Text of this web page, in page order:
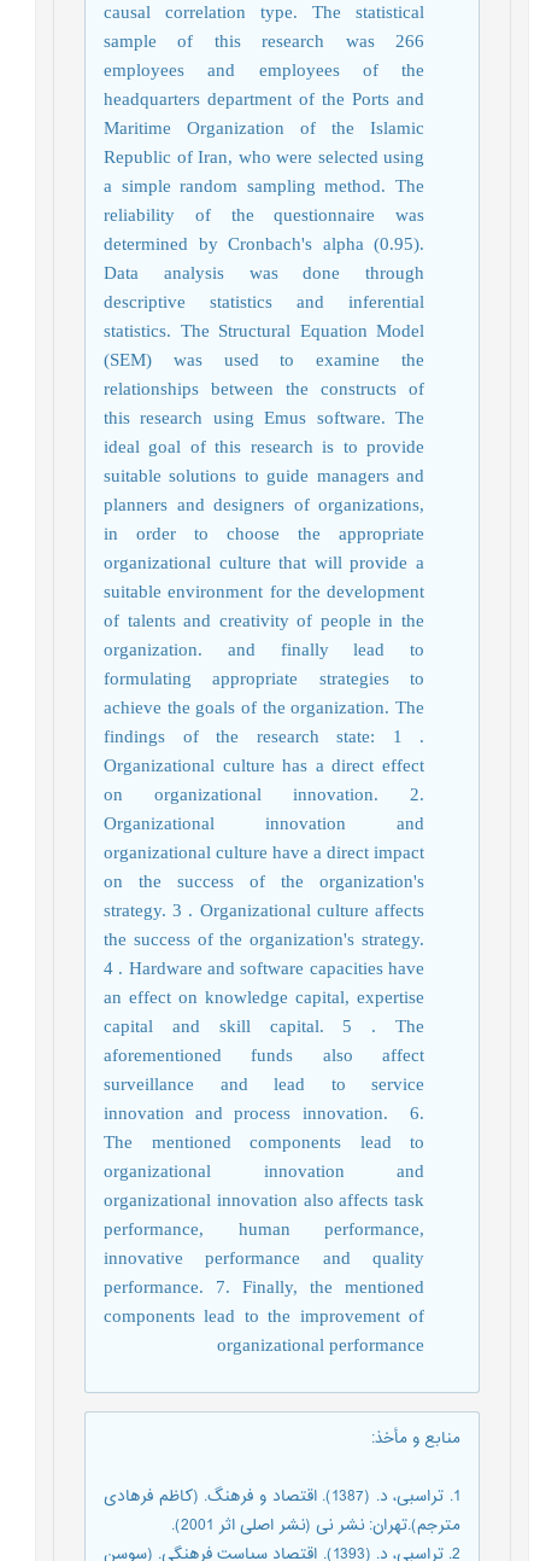
causal correlation type. The statistical
sample of this research was 266
employees and employees of the
headquarters department of the Ports and
Maritime Organization of the Islamic
Republic of Iran, who were selected using
a simple random sampling method. The
reliability of the questionnaire was
determined by Cronbach's alpha (0.95).
Data analysis was done through
descriptive statistics and inferential
statistics. The Structural Equation Model
(SEM) was used to examine the
relationships between the constructs of
this research using Emus software. The
ideal goal of this research is to provide
suitable solutions to guide managers and
planners and designers of organizations,
in order to choose the appropriate
organizational culture that will provide a
suitable environment for the development
of talents and creativity of people in the
organization. and finally lead to
formulating appropriate strategies to
achieve the goals of the organization. The
findings of the research state: 1 .
Organizational culture has a direct effect
on organizational innovation. 2.
Organizational innovation and
organizational culture have a direct impact
on the success of the organization's
strategy. 3 . Organizational culture affects
the success of the organization's strategy.
4 . Hardware and software capacities have
an effect on knowledge capital, expertise
capital and skill capital. 5 . The
aforementioned funds also affect
surveillance and lead to service
innovation and process innovation.
6.
The mentioned components lead to
organizational innovation and
organizational innovation also affects task
performance, human performance,
innovative performance and quality
performance. 7. Finally, the mentioned
components lead to the improvement of
organizational performance
منابع و مأخذ:
1. تراسبی، د. (1387). اقتصاد و فرهنگ. (کاظم فرهادی
مترجم).تهران: نشر نی (نشر اصلی اثر 2001).
2. تراسبی، د. (1393). اقتصاد سیاست فرهنگی. (سوسن